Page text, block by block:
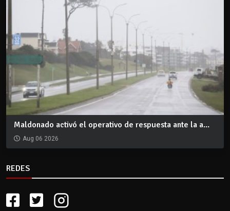
Maldonado activó el operativo de respuesta ante la a...
Aug 06 2026
REDES